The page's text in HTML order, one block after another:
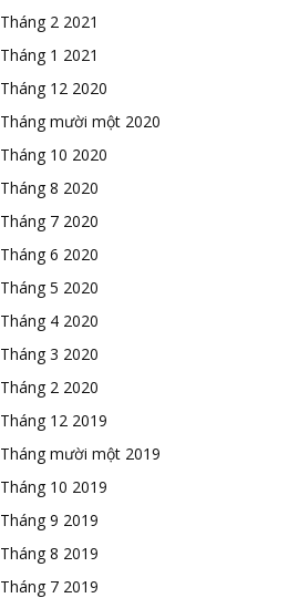
Tháng 2 2021
Tháng 1 2021
Tháng 12 2020
Tháng mười một 2020
Tháng 10 2020
Tháng 8 2020
Tháng 7 2020
Tháng 6 2020
Tháng 5 2020
Tháng 4 2020
Tháng 3 2020
Tháng 2 2020
Tháng 12 2019
Tháng mười một 2019
Tháng 10 2019
Tháng 9 2019
Tháng 8 2019
Tháng 7 2019